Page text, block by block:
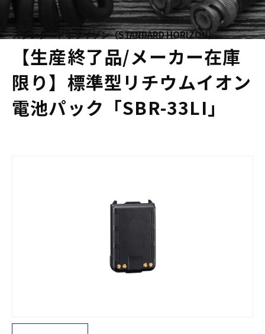
スタンダードホライゾン（STANDARD HORIZON）
【生産終了品/メーカー在庫
限り】標準型リチウムイオン
電池パック「SBR-33LI」